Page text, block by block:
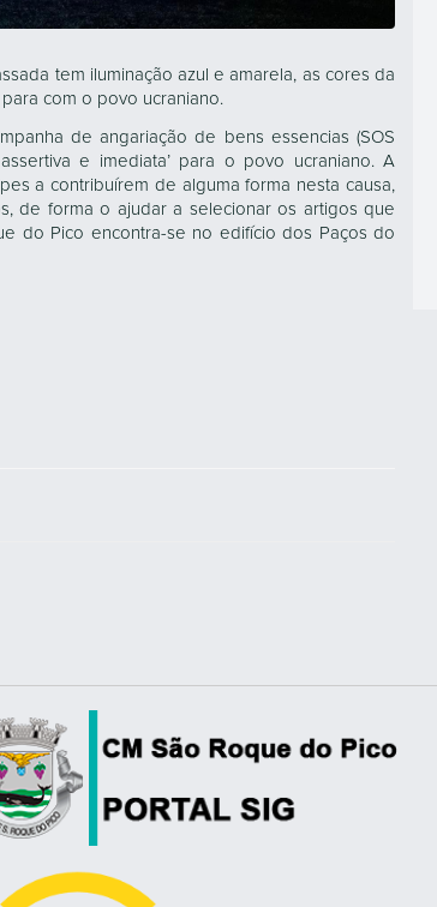
tem iluminação azul e amarela, as cores da
com o povo ucraniano.
de angariação de bens essencias (SOS
e imediata’ para o povo ucraniano. A
a contribuírem de alguma forma nesta causa,
de forma o ajudar a selecionar os artigos que
do Pico encontra-se no edifício dos Paços do